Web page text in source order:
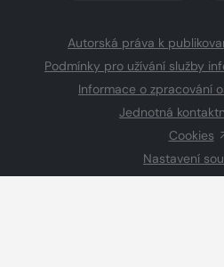
Autorská práva k
Podmínky pro užívání služby
Informace o zpracování
Jednotná
Cookies
Nastavení
Inzerce